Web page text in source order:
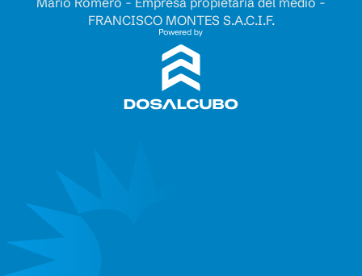
FRANCISCO MONTES S.A.C.I.F.